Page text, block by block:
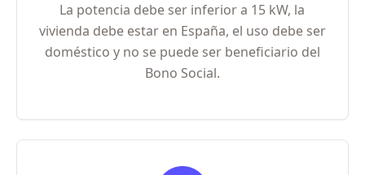
La potencia debe ser inferior a 15 kW, la
vivienda debe estar en España, el uso debe ser
doméstico y no se puede ser beneficiario del
Bono Social.